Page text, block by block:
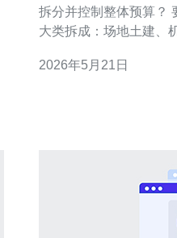
拆分并控制整体预算？
大类拆成：场地土建、
装与调试、运输与关税
2026年5月21日